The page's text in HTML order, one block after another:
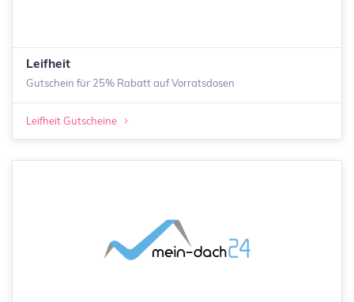
Leifheit
Gutschein für 25% Rabatt auf Vorratsdosen
Leifheit Gutscheine